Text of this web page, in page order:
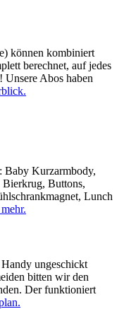
können kombiniert
berechnet, auf jedes
Abos haben
Baby Kurzarmbody,
Buttons,
Lunch
ungeschickt
bitten wir den
Der funktioniert